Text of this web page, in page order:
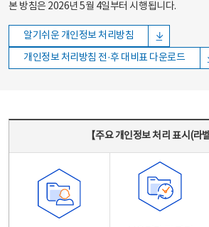
본 방침은 2026년 5월 4일부터 시행됩니다.
알기쉬운 개인정보 처리방침
개인정보 처리방침 전·후 대비표 다운로드
【주요 개인정보 처리 표시(라